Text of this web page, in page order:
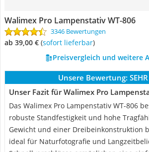
Walimex Pro Lampenstativ WT-806
3346 Bewertungen
ab 39,00 € ( Sofort lieferbar)
Preisvergleich und weitere
Unsere Bewertung:
Unser Fazit für Walimex Pro
Das Walimex Pro Lampenstativ WT-806
robuste Standfestigkeit und hohe
Gewicht und einer Dreibeinkonstruktion
ideal für Naturfotografie und